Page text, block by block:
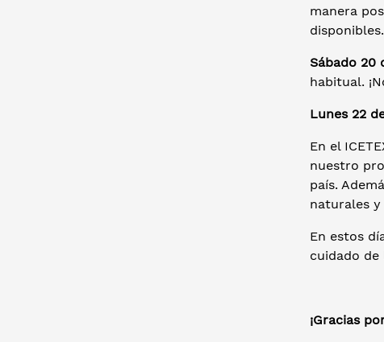
manera
disponibles.
Sábado 20
habitual.
Lunes 22
En el
nuestro
país.
naturales y
En estos
cuidado
¡Gracias